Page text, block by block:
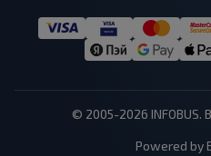
© 2005-2026
Powered by